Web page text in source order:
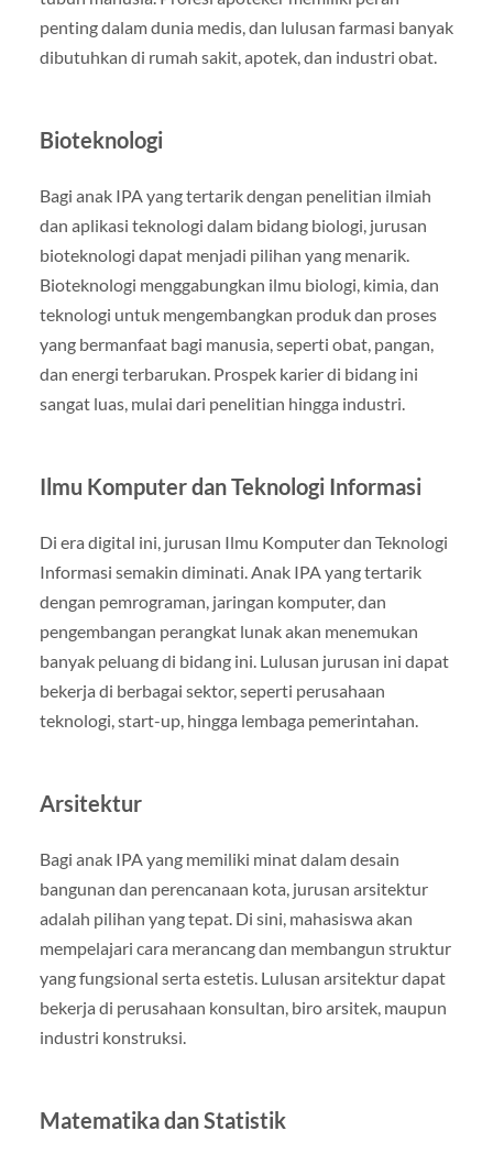
penting dalam dunia medis, dan lulusan farmasi banyak
dibutuhkan di rumah sakit, apotek, dan industri obat.
Bioteknologi
Bagi anak IPA yang tertarik dengan penelitian ilmiah
dan aplikasi teknologi dalam bidang biologi, jurusan
bioteknologi dapat menjadi pilihan yang menarik.
Bioteknologi menggabungkan ilmu biologi, kimia, dan
teknologi untuk mengembangkan produk dan proses
yang bermanfaat bagi manusia, seperti obat, pangan,
dan energi terbarukan. Prospek karier di bidang ini
sangat luas, mulai dari penelitian hingga industri.
Ilmu Komputer dan Teknologi Informasi
Di era digital ini, jurusan Ilmu Komputer dan Teknologi
Informasi semakin diminati. Anak IPA yang tertarik
dengan pemrograman, jaringan komputer, dan
pengembangan perangkat lunak akan menemukan
banyak peluang di bidang ini. Lulusan jurusan ini dapat
bekerja di berbagai sektor, seperti perusahaan
teknologi, start-up, hingga lembaga pemerintahan.
Arsitektur
Bagi anak IPA yang memiliki minat dalam desain
bangunan dan perencanaan kota, jurusan arsitektur
adalah pilihan yang tepat. Di sini, mahasiswa akan
mempelajari cara merancang dan membangun struktur
yang fungsional serta estetis. Lulusan arsitektur dapat
bekerja di perusahaan konsultan, biro arsitek, maupun
industri konstruksi.
Matematika dan Statistik